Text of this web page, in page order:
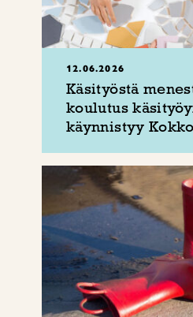
12.06.2026
Käsityöstä
koulutus
käynnistyy